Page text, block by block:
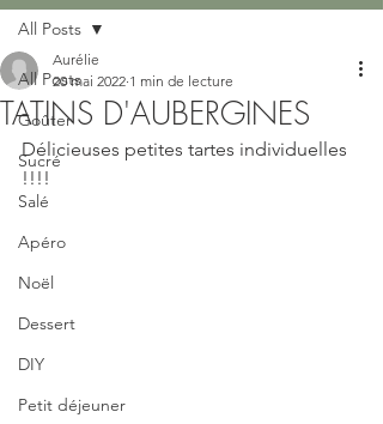
All Posts
Goûter
Sucré
Salé
Apéro
Noël
Dessert
DIY
Petit déjeuner
All Posts
TATINS D'AUBERGINES
Aurélie
20 mai 2022 1 min de lecture
Délicieuses petites tartes individuelles
!!!!